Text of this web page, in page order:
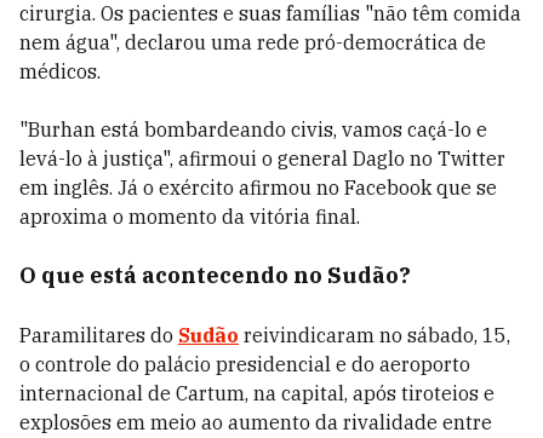
cirurgia. Os pacientes e suas famílias "não têm comida
nem água", declarou uma rede pró-democrática de
médicos.
"Burhan está bombardeando civis, vamos caçá-lo e
levá-lo à justiça", afirmoui o general Daglo no Twitter
em inglês. Já o exército afirmou no Facebook que se
aproxima o momento da vitória final.
O que está acontecendo no Sudão?
Paramilitares do Sudão reivindicaram no sábado, 15,
o controle do palácio presidencial e do aeroporto
internacional de Cartum, na capital, após tiroteios e
explosões em meio ao aumento da rivalidade entre